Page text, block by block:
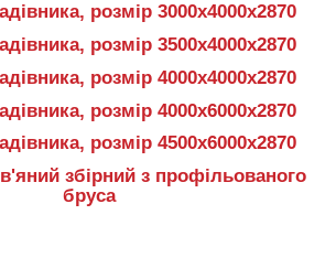
розмір 3000х4000х2870
розмір 3500х4000х2870
розмір 4000х4000х2870
розмір 4000х6000х2870
розмір 4500х6000х2870
збірний з профільованого
бруса